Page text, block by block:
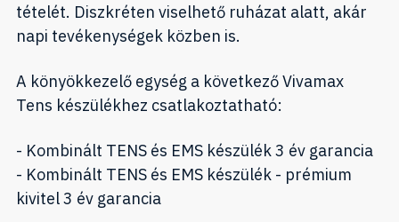
tételét. Diszkréten viselhető ruházat alatt, akár
napi tevékenységek közben is.
A könyökkezelő egység a következő Vivamax
Tens készülékhez csatlakoztatható:
- Kombinált TENS és EMS készülék 3 év garancia
- Kombinált TENS és EMS készülék - prémium
kivitel 3 év garancia